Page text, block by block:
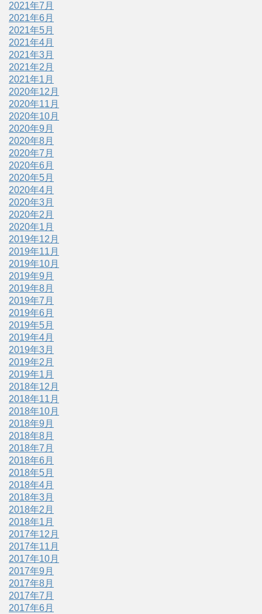
2021年7月
2021年6月
2021年5月
2021年4月
2021年3月
2021年2月
2021年1月
2020年12月
2020年11月
2020年10月
2020年9月
2020年8月
2020年7月
2020年6月
2020年5月
2020年4月
2020年3月
2020年2月
2020年1月
2019年12月
2019年11月
2019年10月
2019年9月
2019年8月
2019年7月
2019年6月
2019年5月
2019年4月
2019年3月
2019年2月
2019年1月
2018年12月
2018年11月
2018年10月
2018年9月
2018年8月
2018年7月
2018年6月
2018年5月
2018年4月
2018年3月
2018年2月
2018年1月
2017年12月
2017年11月
2017年10月
2017年9月
2017年8月
2017年7月
2017年6月